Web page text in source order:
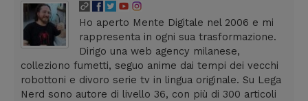
Ho aperto Mente Digitale nel 2006 e mi
rappresenta in ogni sua trasformazione.
Dirigo una web agency milanese,
colleziono fumetti, seguo anime dai tempi dei vecchi
robottoni e divoro serie tv in lingua originale. Su Lega
Nerd sono autore di livello 36, con più di 300 articoli